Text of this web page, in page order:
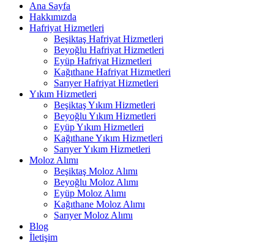
Ana Sayfa
Hakkımızda
Hafriyat Hizmetleri
Beşiktaş Hafriyat Hizmetleri
Beyoğlu Hafriyat Hizmetleri
Eyüp Hafriyat Hizmetleri
Kağıthane Hafriyat Hizmetleri
Sarıyer Hafriyat Hizmetleri
Yıkım Hizmetleri
Beşiktaş Yıkım Hizmetleri
Beyoğlu Yıkım Hizmetleri
Eyüp Yıkım Hizmetleri
Kağıthane Yıkım Hizmetleri
Sarıyer Yıkım Hizmetleri
Moloz Alımı
Beşiktaş Moloz Alımı
Beyoğlu Moloz Alımı
Eyüp Moloz Alımı
Kağıthane Moloz Alımı
Sarıyer Moloz Alımı
Blog
İletişim